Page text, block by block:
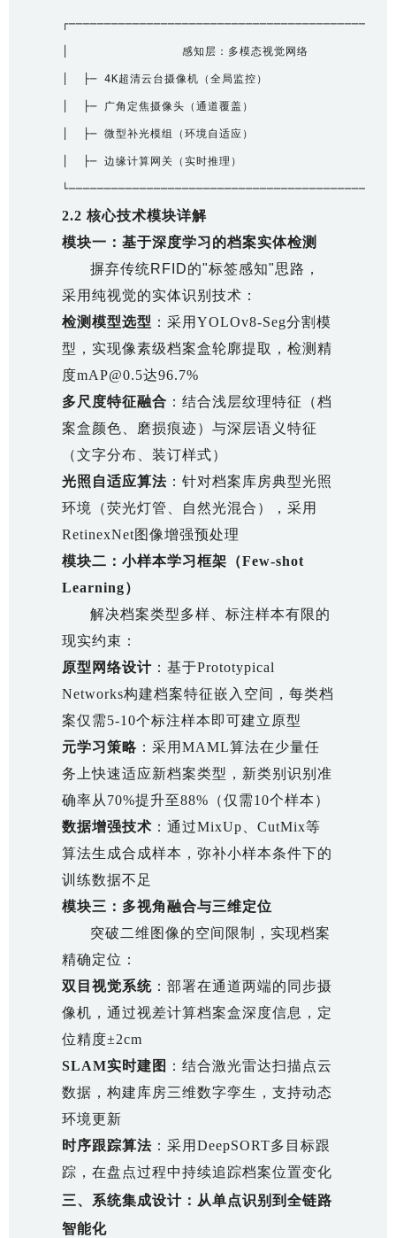
│                感知层：多模态视觉网络          │
│  ├─ 4K超清云台摄像机（全局监控）                │
│  ├─ 广角定焦摄像头（通道覆盖）                  │
│  ├─ 微型补光模组（环境自适应）                  │
│  ├─ 边缘计算网关（实时推理）                    │
2.2 核心技术模块详解
模块一：基于深度学习的档案实体检测
摒弃传统RFID的"标签感知"思路，
采用纯视觉的实体识别技术：
检测模型选型 ：采用YOLOv8-Seg分割模
型，实现像素级档案盒轮廓提取，检测精
度mAP@0.5达96.7%
多尺度特征融合 ：结合浅层纹理特征（档
案盒颜色、磨损痕迹）与深层语义特征
（文字分布、装订样式）
光照自适应算法 ：针对档案库房典型光照
环境（荧光灯管、自然光混合），采用
RetinexNet图像增强预处理
模块二：小样本学习框架（Few-shot
Learning）
解决档案类型多样、标注样本有限的
现实约束：
原型网络设计 ：基于Prototypical
Networks构建档案特征嵌入空间，每类档
案仅需5-10个标注样本即可建立原型
元学习策略 ：采用MAML算法在少量任
务上快速适应新档案类型，新类别识别准
确率从70%提升至88%（仅需10个样本）
数据增强技术 ：通过MixUp、CutMix等
算法生成合成样本，弥补小样本条件下的
训练数据不足
模块三：多视角融合与三维定位
突破二维图像的空间限制，实现档案
精确定位：
双目视觉系统 ：部署在通道两端的同步摄
像机，通过视差计算档案盒深度信息，定
位精度±2cm
SLAM实时建图 ：结合激光雷达扫描点云
数据，构建库房三维数字孪生，支持动态
环境更新
时序跟踪算法 ：采用DeepSORT多目标跟
踪，在盘点过程中持续追踪档案位置变化
三、系统集成设计：从单点识别到全链路
智能化